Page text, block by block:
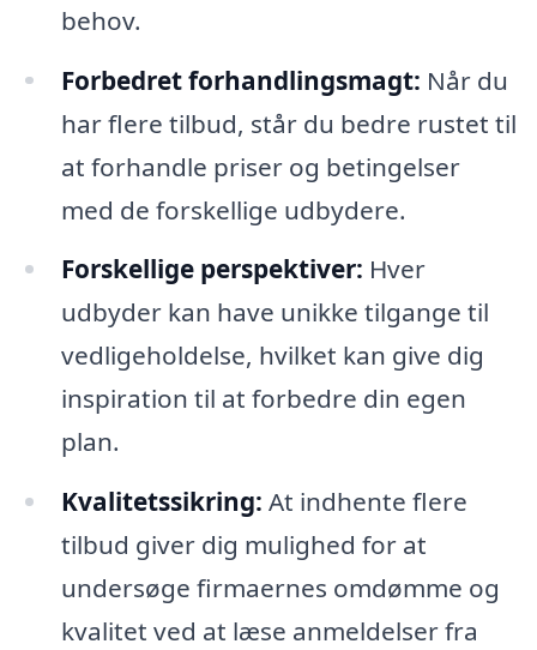
behov.
Forbedret forhandlingsmagt: Når du
har flere tilbud, står du bedre rustet til
at forhandle priser og betingelser
med de forskellige udbydere.
Forskellige perspektiver: Hver
udbyder kan have unikke tilgange til
vedligeholdelse, hvilket kan give dig
inspiration til at forbedre din egen
plan.
Kvalitetssikring: At indhente flere
tilbud giver dig mulighed for at
undersøge firmaernes omdømme og
kvalitet ved at læse anmeldelser fra